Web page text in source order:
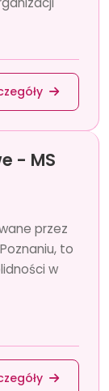
- MS
przez
to
w